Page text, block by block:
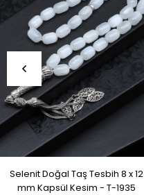
Selenit Doğal Taş Tesbih 8 x 12
mm Kapsül Kesim - T-1935